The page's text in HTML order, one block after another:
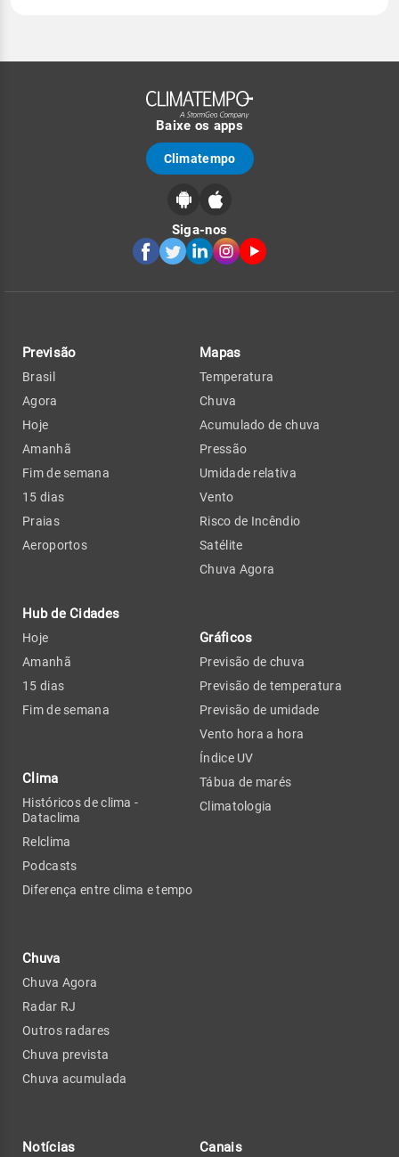
Baixe os apps
Climatempo
Siga-nos
Previsão
Brasil
Agora
Hoje
Amanhã
Fim de semana
15 dias
Praias
Aeroportos
Hub de Cidades
Hoje
Amanhã
15 dias
Fim de semana
Clima
Históricos de clima -
Dataclima
Relclima
Podcasts
Diferença entre clima e tempo
Chuva
Chuva Agora
Radar RJ
Outros radares
Chuva prevista
Chuva acumulada
Mapas
Temperatura
Chuva
Acumulado de chuva
Pressão
Umidade relativa
Vento
Risco de Incêndio
Satélite
Chuva Agora
Gráficos
Previsão de chuva
Previsão de temperatura
Previsão de umidade
Vento hora a hora
Índice UV
Tábua de marés
Climatologia
Notícias Canais